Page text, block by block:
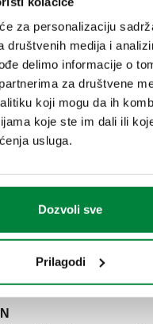
za personalizaciju
društvenih medija i
delimo informacije o
za društvene
koji mogu da ih
koje ste im dali ili
usluga.
Dozvoli sve
Prilagodi
EN 1092-1.
lončićem;-
slavinom. Priključak za
radni pritisak: 10
0–105 °C.
b815-
Kopiraj